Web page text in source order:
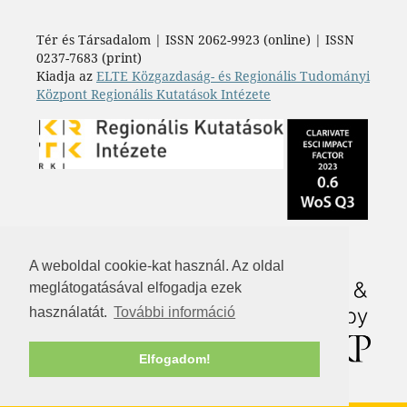
A weboldal cookie-kat használ. Az oldal
meglátogatásával elfogadja ezek
használatát. További információ
Elfogadom!
Tér és Társadalom | ISSN 2062-9923 (online) | ISSN
0237-7683 (print)
Kiadja az ELTE Közgazdaság- és Regionális Tudományi
Központ Regionális Kutatások Intézete